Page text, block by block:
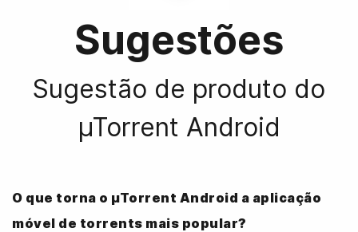
Sugestões
Sugestão de produto do
µTorrent Android
O que torna o µTorrent Android a aplicação
móvel de torrents mais popular?